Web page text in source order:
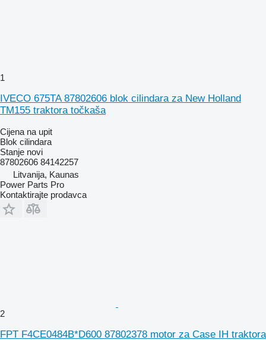
1
IVECO 675TA 87802606 blok cilindara za New Holland
TM155 traktora točkaša
Cijena na upit
Blok cilindara
Stanje novi
87802606 84142257
Litvanija, Kaunas
Power Parts Pro
Kontaktirajte prodavca
2
FPT F4CE0484B*D600 87802378 motor za Case IH traktora